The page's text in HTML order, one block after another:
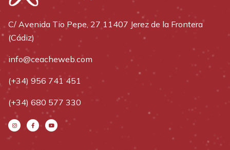
C/ Avenida Tio Pepe, 27 11407 Jerez de la Frontera
(Cádiz)
info@ceacheweb.com
(+34) 956 741 451
(+34) 680 577 330